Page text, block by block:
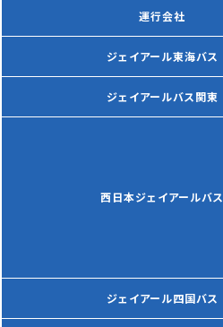
運行会社
ジェイアール東海バス
ジェイアールバス関東
西日本ジェイアールバス
ジェイアール四国バス